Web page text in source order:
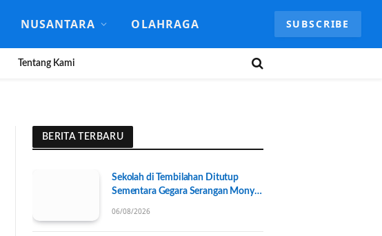
NUSANTARA OLAHRAGA SUBSCRIBE
Tentang Kami
BERITA TERBARU
Sekolah di Tembilahan Ditutup
Sementara Gegara Serangan Monyet
06/08/2026